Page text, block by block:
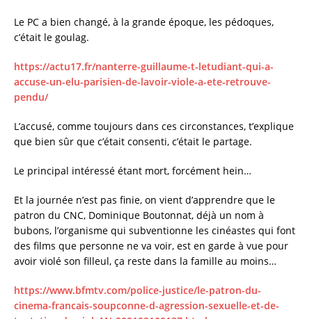
Le PC a bien changé, à la grande époque, les pédoques,
c’était le goulag.
https://actu17.fr/nanterre-guillaume-t-letudiant-qui-a-
accuse-un-elu-parisien-de-lavoir-viole-a-ete-retrouve-
pendu/
L’accusé, comme toujours dans ces circonstances, t’explique
que bien sûr que c’était consenti, c’était le partage.
Le principal intéressé étant mort, forcément hein…
Et la journée n’est pas finie, on vient d’apprendre que le
patron du CNC, Dominique Boutonnat, déjà un nom à
bubons, l’organisme qui subventionne les cinéastes qui font
des films que personne ne va voir, est en garde à vue pour
avoir violé son filleul, ça reste dans la famille au moins…
https://www.bfmtv.com/police-justice/le-patron-du-
cinema-francais-soupconne-d-agression-sexuelle-et-de-